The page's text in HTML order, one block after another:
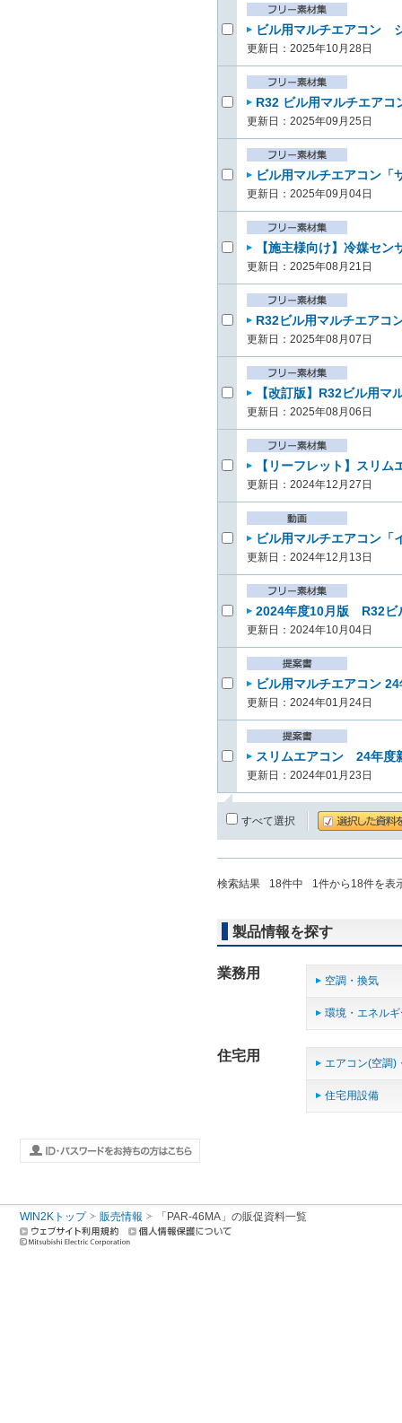
ビル用マルチエアコン
更新日：2025年10月28日
R32 ビル用マルチエア
更新日：2025年09月25日
ビル用マルチエアコン「
更新日：2025年09月04日
【施主様向け】冷媒セ
更新日：2025年08月21日
R32ビル用マルチエアコ
更新日：2025年08月07日
【改訂版】R32ビル用
更新日：2025年08月06日
【リーフレット】スリ
更新日：2024年12月27日
ビル用マルチエアコン
更新日：2024年12月13日
2024年度10月版 R32
更新日：2024年10月04日
ビル用マルチエアコン
更新日：2024年01月24日
スリムエアコン 24年度
更新日：2024年01月23日
すべて選択
検索結果 18件中 1件から 18件を表
製品情報を探す
業務用 空調・換気
環境・エネル
住宅用 エアコン(空調)
住宅用設備
WIN2Kトップ 販売情報 「PAR-46MA」の販促資料一覧